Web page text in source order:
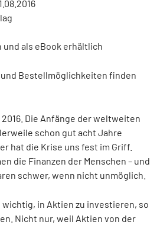
als eBook erhältlich
Bestellmöglichkeiten finden
Die Anfänge der weltweiten
schon gut acht Jahre
hat die Krise uns fest im Griff.
die Finanzen der Menschen – und
schwer, wenn nicht unmöglich.
wichtig, in Aktien zu investieren, so
Nicht nur, weil Aktien von der